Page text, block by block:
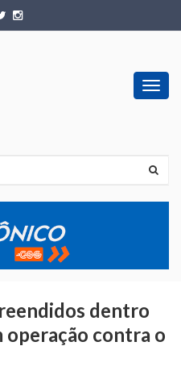
dentro
operação contra o